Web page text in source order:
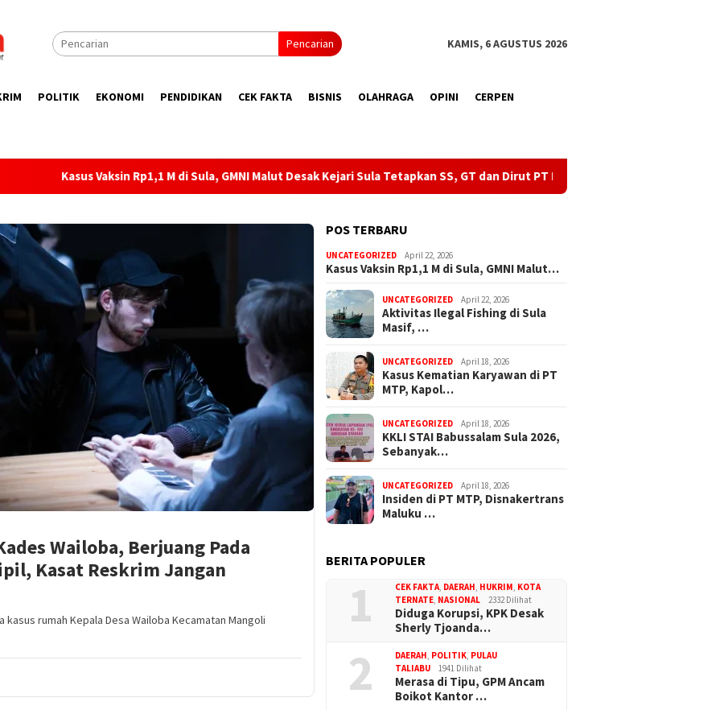
Pencarian KAMIS, 6 AGUSTUS 2026
POLITIK EKONOMI PENDIDIKAN CEK FAKTA BISNIS OLAHRAGA OPINI CERPEN
M di Sula, GMNI Malut Desak Kejari Sula Tetapkan SS, GT dan Dirut PT IPL Sebagai Tersangka
Wailoba, Berjuang Pada
Kasat Reskrim Jangan
kasus rumah Kepala Desa Wailoba Kecamatan Mangoli
POS TERBARU
UNCATEGORIZED April 22, 2026
Kasus Vaksin Rp1,1 M di Sula, GMNI Malut…
UNCATEGORIZED April 22, 2026
Aktivitas Ilegal Fishing di Sula
Masif, …
UNCATEGORIZED April 18, 2026
Kasus Kematian Karyawan di PT
MTP, Kapol…
UNCATEGORIZED April 18, 2026
KKLI STAI Babussalam Sula 2026,
Sebanyak…
UNCATEGORIZED April 18, 2026
Insiden di PT MTP, Disnakertrans
Maluku …
BERITA POPULER
1 CEK FAKTA, DAERAH, HUKRIM, KOTA
TERNATE, NASIONAL 2332 Dilihat
Diduga Korupsi, KPK Desak
Sherly Tjoanda…
2 DAERAH, POLITIK, PULAU
TALIABU
1941 Dilihat
Merasa di Tipu, GPM Ancam
Boikot Kantor …